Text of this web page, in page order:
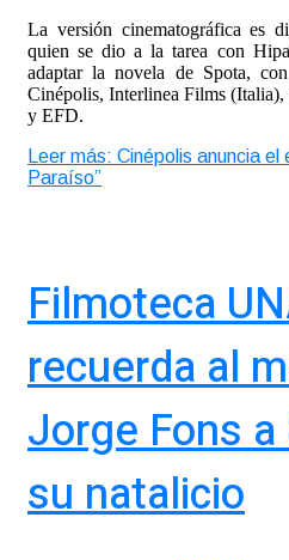
La versión cinematográfica es
quien se dio a la tarea con
adaptar la novela de Spota,
Cinépolis, Interlinea Films
y EFD.
Leer más: Cinépolis anuncia el
Paraíso”
Filmoteca
recuerda al
Jorge Fons
su natalicio